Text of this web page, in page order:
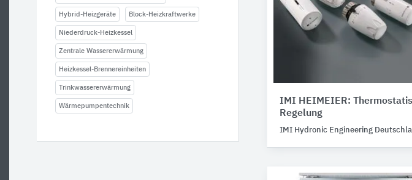
Hybrid-Heizgeräte Block-Heizkraftwerke
Niederdruck-Heizkessel
Zentrale Wassererwärmung
Heizkessel-Brennereinheiten
Trinkwassererwärmung
Wärmepumpentechnik
IMI HEIMEIER:
Regelung
IMI Hydronic Engineering